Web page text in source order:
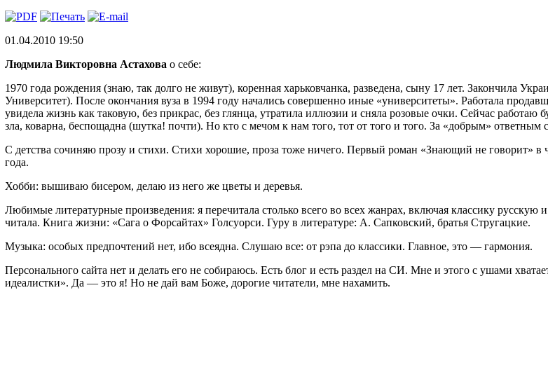
01.04.2010 19:50
Людмила Викторовна Астахова о себе:
1970 года рождения (знаю, так долго не живут), коренная харьковчанка, разведена, сыну 17 лет. Закончила
Университет). После окончания вуза в 1994 году начались совершенно иные «университеты». Работала
увидела жизнь как таковую, без прикрас, без глянца, утратила иллюзии и сняла розовые очки. Сейчас
зла, коварна, беспощадна (шутка! почти). Но кто с мечом к нам того, тот от того и того. За «добрым» ответным
С детства сочиняю прозу и стихи. Стихи хорошие, проза тоже ничего. Первый роман «Знающий не говорит» в
года.
Хобби: вышиваю бисером, делаю из него же цветы и деревья.
Любимые литературные произведения: я перечитала столько всего во всех жанрах, включая классику
читала. Книга жизни: «Сага о Форсайтах» Голсуорси. Гуру в литературе: А. Сапковский, братья Стругацкие.
Музыка: особых предпочтений нет, ибо всеядна. Слушаю все: от рэпа до классики. Главное, это — гармония.
Персонального сайта нет и делать его не собираюсь. Есть блог и есть раздел на СИ. Мне и этого с ушами
идеалистки». Да — это я! Но не дай вам Боже, дорогие читатели, мне нахамить.